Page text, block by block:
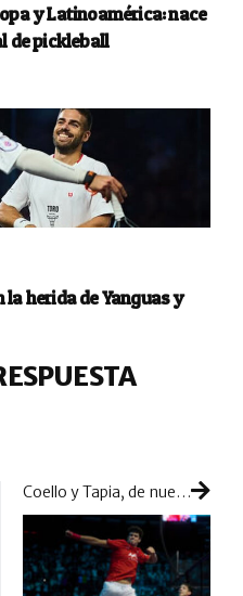
y Latinoamérica: nace
de pickleball
herida de Yanguas y
Coello y Tapia, de nuevo ‘Golden Boys’ apelando a la épica